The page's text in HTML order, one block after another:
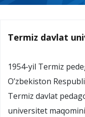
Termiz davlat
1954-yil Termiz
O’zbekiston
Termiz davlat
universitet